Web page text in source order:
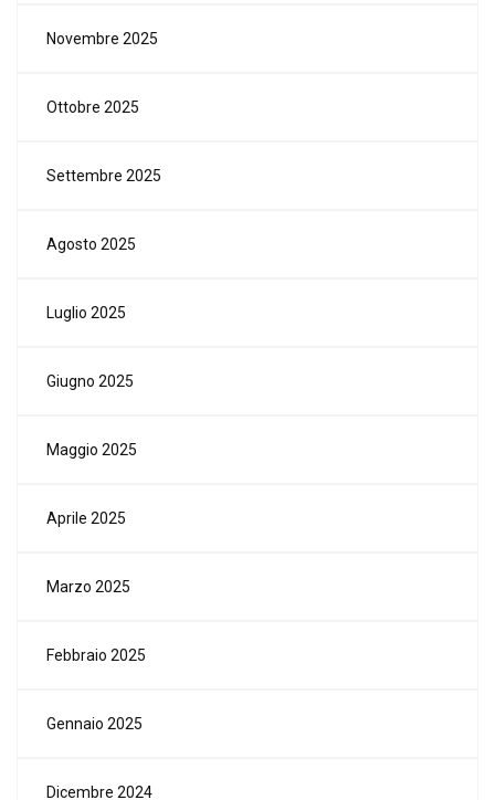
Novembre 2025
Ottobre 2025
Settembre 2025
Agosto 2025
Luglio 2025
Giugno 2025
Maggio 2025
Aprile 2025
Marzo 2025
Febbraio 2025
Gennaio 2025
Dicembre 2024